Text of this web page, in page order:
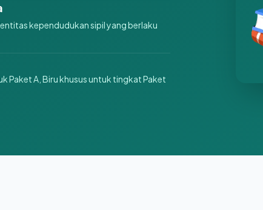
kependudukan sipil yang berlaku
Paket A, Biru khusus untuk tingkat Paket